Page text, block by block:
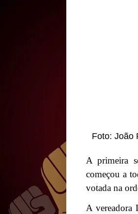
Foto: João
A primeira
começou a
votada na
A vereadora